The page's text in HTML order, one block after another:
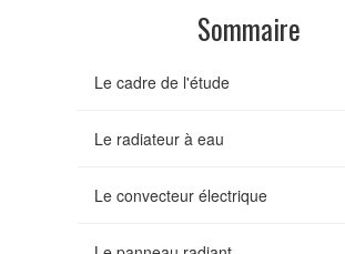
Sommaire
Le cadre de l'étude
Le radiateur à eau
Le convecteur électrique